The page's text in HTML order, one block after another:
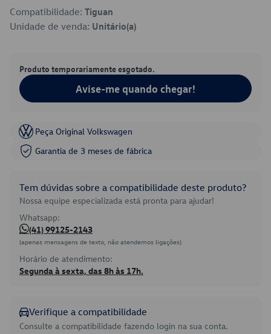
Compatibilidade: Tiguan
Unidade de venda: Unitário(a)
Produto temporariamente esgotado.
Avise-me quando chegar!
Peça Original Volkswagen
Garantia de 3 meses de fábrica
Tem dúvidas sobre a compatibilidade deste produto?
Nossa equipe especializada está pronta para ajudar!
Whatsapp:
(41) 99125-2143
(apenas mensagens de texto, não atendemos ligações)
Horário de atendimento:
Segunda à sexta, das 8h às 17h.
Verifique a compatibilidade
Consulte a compatibilidade fazendo login na sua conta.